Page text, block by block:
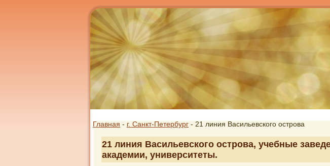
Главная - г. Санкт-Петербург - 21 линия Васильевского острова
21 линия Васильевского острова, учебные
академии, университеты.